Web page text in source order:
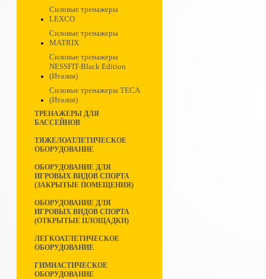
Силовые тренажеры
LEXCO
Силовые тренажеры
MATRIX
Силовые тренажеры
NESSFIT-Black Edition
(Италия)
Силовые тренажеры TECA
(Италия)
ТРЕНАЖЕРЫ ДЛЯ
БАССЕЙНОВ
ТЯЖЕЛОАТЛЕТИЧЕСКОЕ
ОБОРУДОВАНИЕ
ОБОРУДОВАНИЕ ДЛЯ
ИГРОВЫХ ВИДОВ СПОРТА
(ЗАКРЫТЫЕ ПОМЕЩЕНИЯ)
ОБОРУДОВАНИЕ ДЛЯ
ИГРОВЫХ ВИДОВ СПОРТА
(ОТКРЫТЫЕ ПЛОЩАДКИ)
ЛЕГКОАТЛЕТИЧЕСКОЕ
ОБОРУДОВАНИЕ
ГИМНАСТИЧЕСКОЕ
ОБОРУДОВАНИЕ